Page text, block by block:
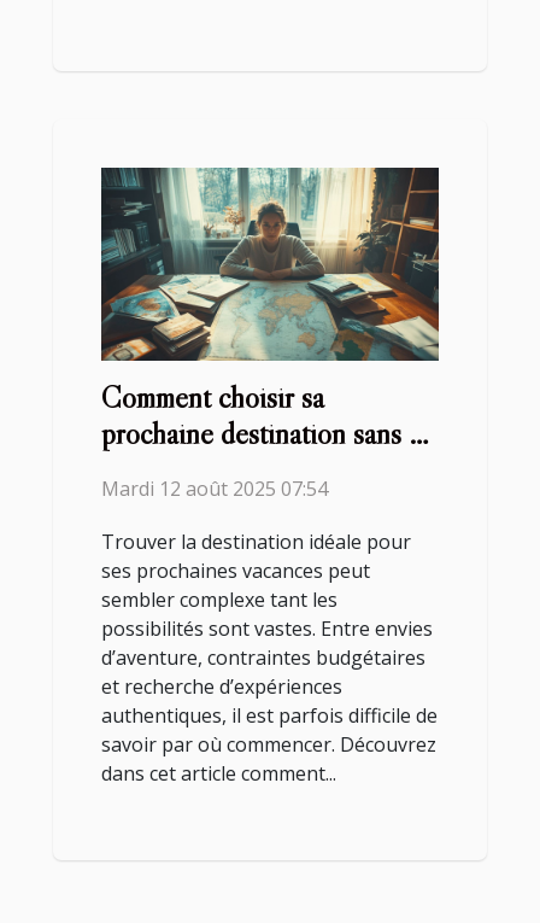
Comment choisir sa
prochaine destination sans se
Mardi 12 août 2025 07:54
Trouver la destination idéale pour
ses prochaines vacances peut
sembler complexe tant les
possibilités sont vastes. Entre envies
d’aventure, contraintes budgétaires
et recherche d’expériences
authentiques, il est parfois difficile de
savoir par où commencer. Découvrez
dans cet article comment...